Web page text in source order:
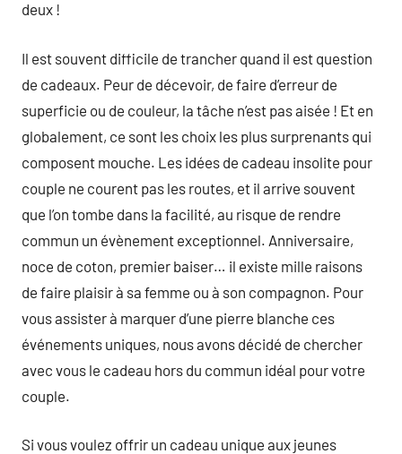
deux !
Il est souvent difficile de trancher quand il est question
de cadeaux. Peur de décevoir, de faire d’erreur de
superficie ou de couleur, la tâche n’est pas aisée ! Et en
globalement, ce sont les choix les plus surprenants qui
composent mouche. Les idées de cadeau insolite pour
couple ne courent pas les routes, et il arrive souvent
que l’on tombe dans la facilité, au risque de rendre
commun un évènement exceptionnel. Anniversaire,
noce de coton, premier baiser… il existe mille raisons
de faire plaisir à sa femme ou à son compagnon. Pour
vous assister à marquer d’une pierre blanche ces
événements uniques, nous avons décidé de chercher
avec vous le cadeau hors du commun idéal pour votre
couple.
Si vous voulez offrir un cadeau unique aux jeunes